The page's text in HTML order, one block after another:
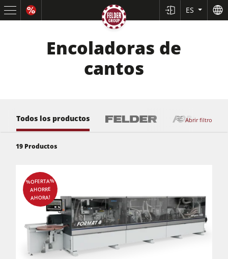
ES
Sierras circulares y escuadradoras
Cepilladoras-regruesadoras
Tupís
Escuadradoras-tupís
Encoladoras de
cantos
Abrir filtro
Todos los productos
19 Productos
%OFERTA%
AHORRE
AHORA!